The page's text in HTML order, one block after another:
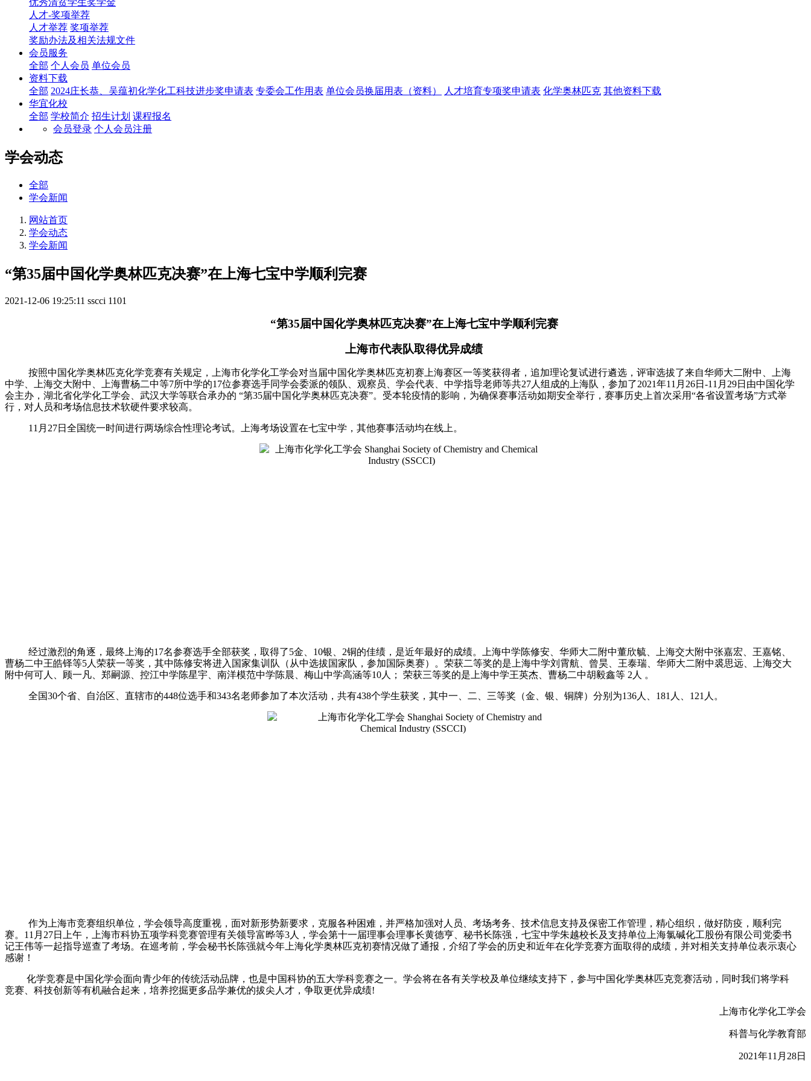
优秀清贫学生奖学金
人才-奖项举荐
人才举荐 奖项举荐
奖励办法及相关法规文件
会员服务
全部 个人会员 单位会员
资料下载
全部 2024庄长恭、吴蕴初化学化工科技进步奖申请表 专委会工作用表 单位会员换届用表（资料） 人才培育专项奖申请表 化学奥林匹克 其他资料下载
华宜化校
全部 学校简介 招生计划 课程报名
会员登录 个人会员注册
学会动态
全部
学会新闻
网站首页
学会动态
学会新闻
“第35届中国化学奥林匹克决赛”在上海七宝中学顺利完赛
2021-12-06 19:25:11 sscci 1101
“第35届中国化学奥林匹克决赛”在上海七宝中学顺利完赛
上海市代表队取得优异成绩
按照中国化学奥林匹克化学竞赛有关规定，上海市化学化工学会对当届中国化学奥林匹克初赛上海赛区一等奖获得者，追加理论复试进行遴选，评审选拔了来自华师大二附中、上海
中学、上海交大附中、上海曹杨二中等7所中学的17位参赛选手同学会委派的领队、观察员、学会代表、中学指导老师等共27人组成的上海队，参加了2021年11月26日-11月29日由中国化学
会主办，湖北省化学化工学会、武汉大学等联合承办的 “第35届中国化学奥林匹克决赛”。受本轮疫情的影响，为确保赛事活动如期安全举行，赛事历史上首次采用“各省设置考场”方式举
行，对人员和考场信息技术软硬件要求较高。
11 月27日全国统一时间进行两场综合性理论考试。上海考场设置在七宝中学，其他赛事活动均在线上。
经过激烈的角逐，最终上海的17名参赛选手全部获奖，取得了5金、10银、2铜的佳绩，是近年最好的成绩。上海中学陈修安、华师大二附中董欣毓、上海交大附中张嘉宏、王嘉铭、
曹杨二中王皓铎等5人荣获一等奖，其中陈修安将进入国家集训队（从中选拔国家队，参加国际奥赛）。荣获二等奖的是上海中学刘霄航、曾昊、王泰瑞、华师大二附中裘思远、上海交大
附中何可人、顾一凡、郑嗣源、控江中学陈星宇、南洋模范中学陈晨、梅山中学高涵等10人； 荣获三等奖的是上海中学王英杰、曹杨二中胡毅鑫等 2人 。
全国30个省、自治区、直辖市的448位选手和343名老师参加了本次活动，共有438个学生获奖，其中一、二、三等奖（金、银、铜牌）分别为136人、181人、121人。
作为上海市竞赛组织单位，学会领导高度重视，面对新形势新要求，克服各种困难，并严格加强对人员、考场考务、技术信息支持及保密工作管理，精心组织，做好防疫，顺利完
赛。11月27日上午，上海市科协五项学科竞赛管理有关领导富晔等3人，学会第十一届理事会理事长黄德亨、秘书长陈强，七宝中学朱越校长及支持单位上海氯碱化工股份有限公司党委书
记王伟等一起指导巡查了考场。在巡考前，学会秘书长陈强就今年上海化学奥林匹克初赛情况做了通报，介绍了学会的历史和近年在化学竞赛方面取得的成绩，并对相关支持单位表示衷心
感谢！
化学竞赛是中国化学会面向青少年的传统活动品牌，也是中国科协的五大学科竞赛之一。学会将在各有关学校及单位继续支持下，参与中国化学奥林匹克竞赛活动，同时我们将学科
竞赛、科技创新等有机融合起来，培养挖掘更多品学兼优的拔尖人才，争取更优异成绩!
上海市化学化工学会
科普与化学教育部
2021年11 月 28日